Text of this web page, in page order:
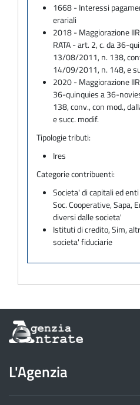
1668 - Interessi
erariali
2018 - Maggiorazione
RATA - art. 2, c. da 36-
13/08/2011, n. 138,
14/09/2011, n. 148, e
2020 - Maggiorazione
36-quinquies a 36-
138, conv., con mod.,
e succ. modif.
Tipologie tributi:
Ires
Categorie contribuenti:
Societa' di capitali ed
Soc. Cooperative, Sapa,
diversi dalle societa'
Istituti di credito, Sim,
societa' fiduciarie
Informazioni
sul
dell'Agenzia
delle
Entrate
L'Agenzia